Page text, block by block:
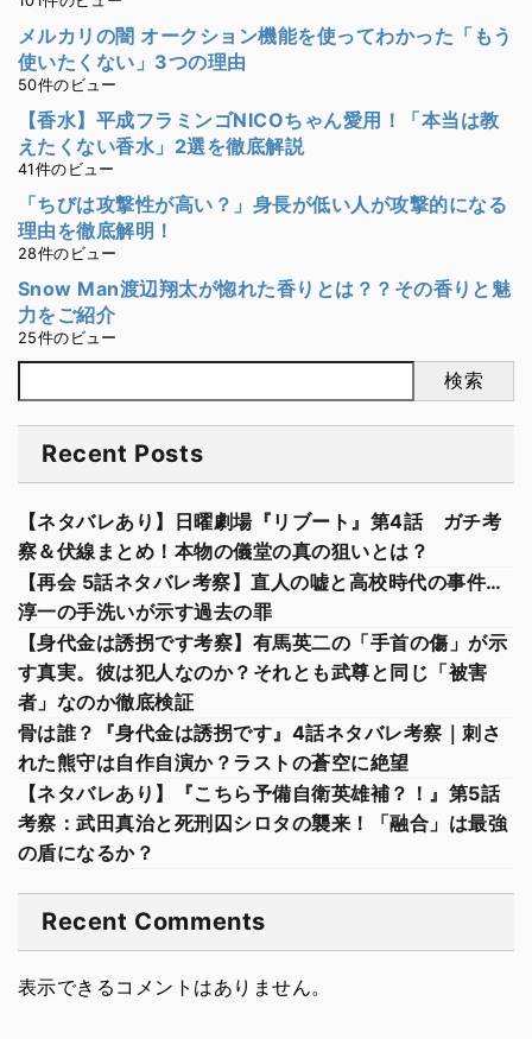
メルカリの闇 オークション機能を使ってわかった「もう
使いたくない」3つの理由
50件のビュー
【香水】平成フラミンゴNICOちゃん愛用！「本当は教
えたくない香水」2選を徹底解説
41件のビュー
「ちびは攻撃性が高い？」身長が低い人が攻撃的になる
理由を徹底解明！
28件のビュー
Snow Man渡辺翔太が惚れた香りとは？？その香りと魅
力をご紹介
25件のビュー
検索
Recent Posts
【ネタバレあり】日曜劇場『リブート』第4話 ガチ考
察＆伏線まとめ！本物の儀堂の真の狙いとは？
【再会 5話ネタバレ考察】直人の嘘と高校時代の事件…
淳一の手洗いが示す過去の罪
【身代金は誘拐です考察】有馬英二の「手首の傷」が示
す真実。彼は犯人なのか？それとも武尊と同じ「被害
者」なのか徹底検証
骨は誰？『身代金は誘拐です』4話ネタバレ考察｜刺さ
れた熊守は自作自演か？ラストの蒼空に絶望
【ネタバレあり】『こちら予備自衛英雄補？！』第5話
考察：武田真治と死刑囚シロタの襲来！「融合」は最強
の盾になるか？
Recent Comments
表示できるコメントはありません。